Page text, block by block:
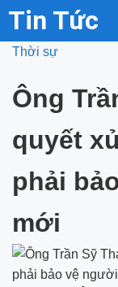
Tin Tức
Thời sự
Ông
quyết
phải
mới